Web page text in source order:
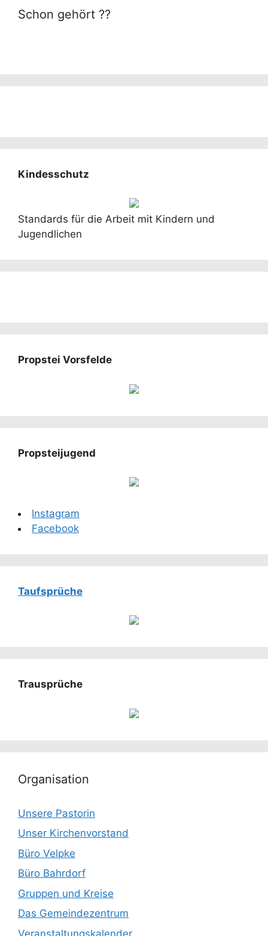
Schon gehört ??
Kindesschutz
Standards für die Arbeit mit Kindern und
Jugendlichen
Propstei Vorsfelde
Propsteijugend
Instagram
Facebook
Taufsprüche
Trausprüche
Organisation
Unsere Pastorin
Unser Kirchenvorstand
Büro Velpke
Büro Bahrdorf
Gruppen und Kreise
Das Gemeindezentrum
Veranstaltungskalender